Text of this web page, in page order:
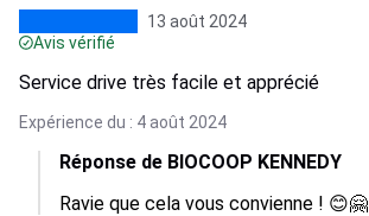
13 août 2024
Avis vérifié
Service drive très facile et apprécié
Expérience du : 4 août 2024
Réponse de BIOCOOP KENNEDY
Ravie que cela vous convienne ! 😊🤗